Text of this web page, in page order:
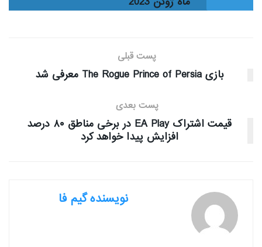
پست قبلی
بازی The Rogue Prince of Persia معرفی شد
پست بعدی
قیمت اشتراک EA Play در برخی مناطق ۸۰ درصد
افزایش پیدا خواهد کرد
نویسنده گیم فا